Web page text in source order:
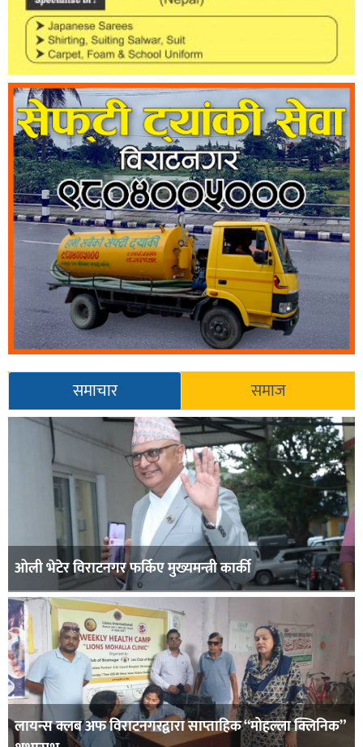
समाचार समाज
ओली भेटेर विराटनगर फर्किए मुख्यमन्त्री कार्की
लायन्स क्लब अफ विराटनगरद्वारा साप्ताहिक “मोहल्ला क्लिनिक”